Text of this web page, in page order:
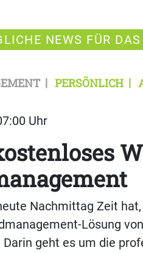
NEWS FÜR
PERSÖNLICH
Uhr
Nachmittag Zeit
Lösung
Darin geht es um die